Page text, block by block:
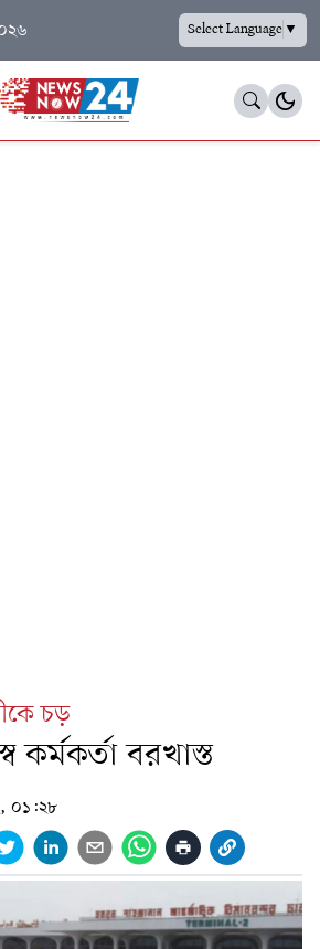
Select Language▼
চড়
কর্মকর্তা বরখাস্ত
০১:২৮